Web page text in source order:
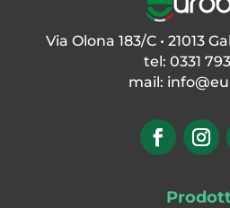
Via Olona 183/C • 21013
tel: 0331
mail: